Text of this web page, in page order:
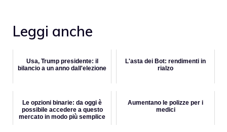
Leggi anche
Usa, Trump presidente: il
bilancio a un anno dall'elezione
L'asta dei Bot: rendimenti in
rialzo
Le opzioni binarie: da oggi è
possibile accedere a questo
mercato in modo più semplice
Aumentano le polizze per i
medici